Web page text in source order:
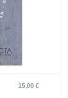
15,00 €